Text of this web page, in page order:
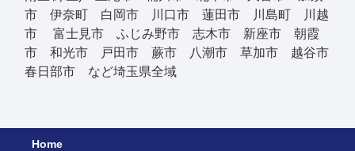
市 伊奈町 白岡市 川口市 蓮田市 川島町 川越
市 富士見市 ふじみ野市 志木市 新座市 朝霞
市 和光市 戸田市 蕨市 八潮市 草加市 越谷市
春日部市 など埼玉県全域
Home